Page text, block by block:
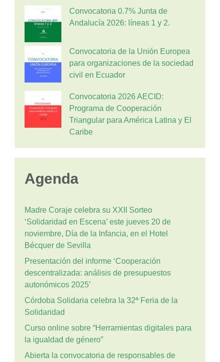
Convocatoria 0.7% Junta de
Andalucía 2026: líneas 1 y 2.
Convocatoria de la Unión Europea
para organizaciones de la sociedad
civil en Ecuador
Convocatoria 2026 AECID:
Programa de Cooperación
Triangular para América Latina y El
Caribe
Agenda
Madre Coraje celebra su XXII Sorteo
‘Solidaridad en Escena’ este jueves 20 de
noviembre, Día de la Infancia, en el Hotel
Bécquer de Sevilla
Presentación del informe ‘Cooperación
descentralizada: análisis de presupuestos
autonómicos 2025’
Córdoba Solidaria celebra la 32ª Feria de la
Solidaridad
Curso online sobre “Herramientas digitales para
la igualdad de género”
Abierta la convocatoria de responsables de